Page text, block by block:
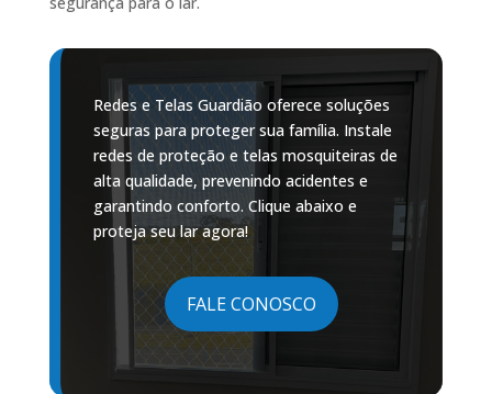
Redes e Telas Guardião oferece soluções
seguras para proteger sua família. Instale
redes de proteção e telas mosquiteiras de
alta qualidade, prevenindo acidentes e
garantindo conforto. Clique abaixo e
proteja seu lar agora!
FALE CONOSCO